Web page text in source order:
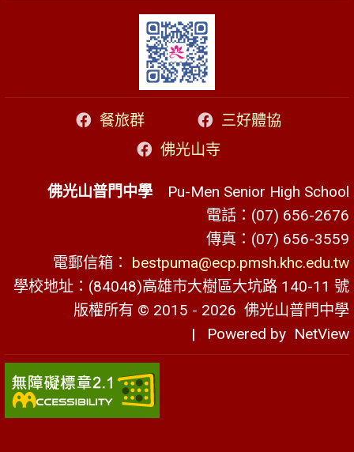
餐旅群
三好體協
佛光山寺
佛光山普門中學 Pu-Men Senior High School
電話：(07) 656-2676
傳真：(07) 656-3559
電郵信箱： bestpuma@ecp.pmsh.khc.edu.tw
學校地址：(84048)高雄市大樹區大坑路 140-11 號
版權所有 © 2015 - 2026 佛光山普門中學
| Powered by NetView